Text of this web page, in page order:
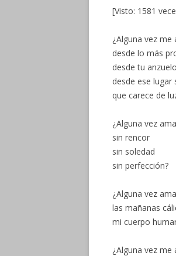
[Visto: 1581
¿Alguna vez
desde lo más
desde tu
desde ese
que carece de
¿Alguna vez
sin rencor
sin soledad
sin perfección?
¿Alguna vez
las mañanas
mi cuerpo
¿Alguna vez me